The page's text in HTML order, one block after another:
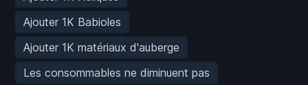
Ajouter 1K Babioles
Ajouter 1K matériaux d'auberge
Les consommables ne diminuent pas